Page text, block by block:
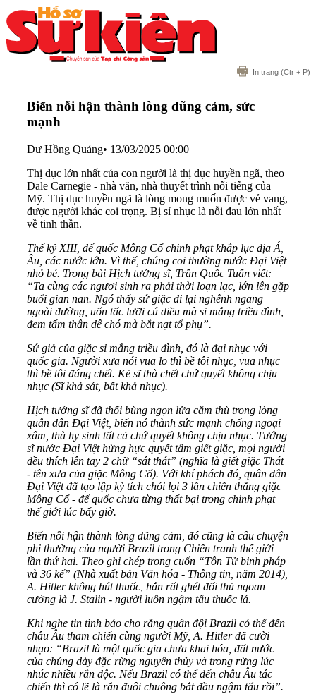
In trang (Ctr + P)
Biến nỗi hận thành lòng dũng cảm, sức
mạnh
Dư Hồng Quảng• 13/03/2025 00:00
Thị dục lớn nhất của con người là thị dục huyền ngã, theo
Dale Carnegie - nhà văn, nhà thuyết trình nổi tiếng của
Mỹ. Thị dục huyền ngã là lòng mong muốn được vẻ vang,
được người khác coi trọng. Bị sỉ nhục là nỗi đau lớn nhất
về tinh thần.
Thế kỷ XIII, đế quốc Mông Cổ chinh phạt khắp lục địa Á,
Âu, các nước lớn. Vì thế, chúng coi thường nước Đại Việt
nhỏ bé. Trong bài Hịch tướng sĩ, Trần Quốc Tuấn viết:
“Ta cùng các ngươi sinh ra phải thời loạn lạc, lớn lên gặp
buổi gian nan. Ngó thấy sứ giặc đi lại nghênh ngang
ngoài đường, uốn tấc lưỡi cú diều mà sỉ mắng triều đình,
đem tấm thân dê chó mà bắt nạt tổ phụ”.
Sứ giả của giặc sỉ mắng triều đình, đó là đại nhục với
quốc gia. Người xưa nói vua lo thì bề tôi nhục, vua nhục
thì bề tôi đáng chết. Kẻ sĩ thà chết chứ quyết không chịu
nhục (Sĩ khả sát, bất khả nhục).
Hịch tướng sĩ đã thổi bùng ngọn lửa căm thù trong lòng
quân dân Đại Việt, biến nó thành sức mạnh chống ngoại
xâm, thà hy sinh tất cả chứ quyết không chịu nhục. Tướng
sĩ nước Đại Việt hừng hực quyết tâm giết giặc, mọi người
đều thích lên tay 2 chữ “sát thát” (nghĩa là giết giặc Thát
- tên xưa của giặc Mông Cổ). Với khí phách đó, quân dân
Đại Việt đã tạo lập kỳ tích chói lọi 3 lần chiến thắng giặc
Mông Cổ - đế quốc chưa từng thất bại trong chinh phạt
thế giới lúc bấy giờ.
Biến nỗi hận thành lòng dũng cảm, đó cũng là câu chuyện
phi thường của người Brazil trong Chiến tranh thế giới
lần thứ hai. Theo ghi chép trong cuốn “Tôn Tử binh pháp
và 36 kế” (Nhà xuất bản Văn hóa - Thông tin, năm 2014),
A. Hitler không hút thuốc, hắn rất ghét đối thủ ngoan
cường là J. Stalin - người luôn ngậm tẩu thuốc lá.
Khi nghe tin tình báo cho rằng quân đội Brazil có thể đến
châu Âu tham chiến cùng người Mỹ, A. Hitler đã cười
nhạo: “Brazil là một quốc gia chưa khai hóa, đất nước
của chúng dày đặc rừng nguyên thủy và trong rừng lúc
nhúc nhiều rắn độc. Nếu Brazil có thể đến châu Âu tác
chiến thì có lẽ là rắn đuôi chuông bắt đầu ngậm tẩu rồi”.